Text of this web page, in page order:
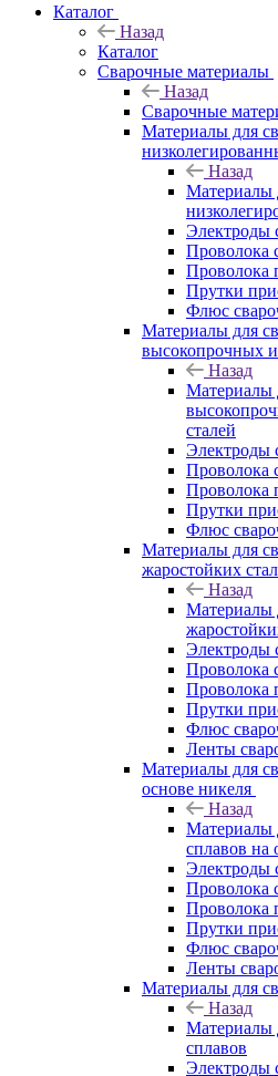
Каталог
Назад
Каталог
Сварочные материалы
Назад
Сварочные
Материалы для
Назад
Материалы
Электроды
Проволока
Проволока
Прутки
Флюс
Материалы для
высокопрочных и
Назад
Материалы
сталей
Электроды
Проволока
Проволока
Прутки
Флюс
Материалы для
жаростойких
Назад
Материалы
Электроды
Проволока
Проволока
Прутки
Флюс
Ленты
Материалы для
основе никеля
Назад
Материалы
сплавов на
Электроды
Проволока
Проволока
Прутки
Флюс
Ленты
Материалы для
Назад
Материалы
сплавов
Электроды